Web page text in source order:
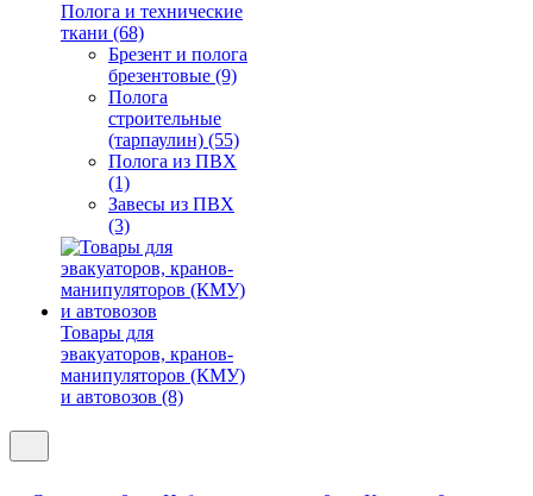
Полога и технические
ткани (68)
Брезент и полога
брезентовые (9)
Полога
строительные
(тарпаулин) (55)
Полога из ПВХ
(1)
Завесы из ПВХ
(3)
Товары для
эвакуаторов, кранов-
манипуляторов (КМУ)
и автовозов (8)